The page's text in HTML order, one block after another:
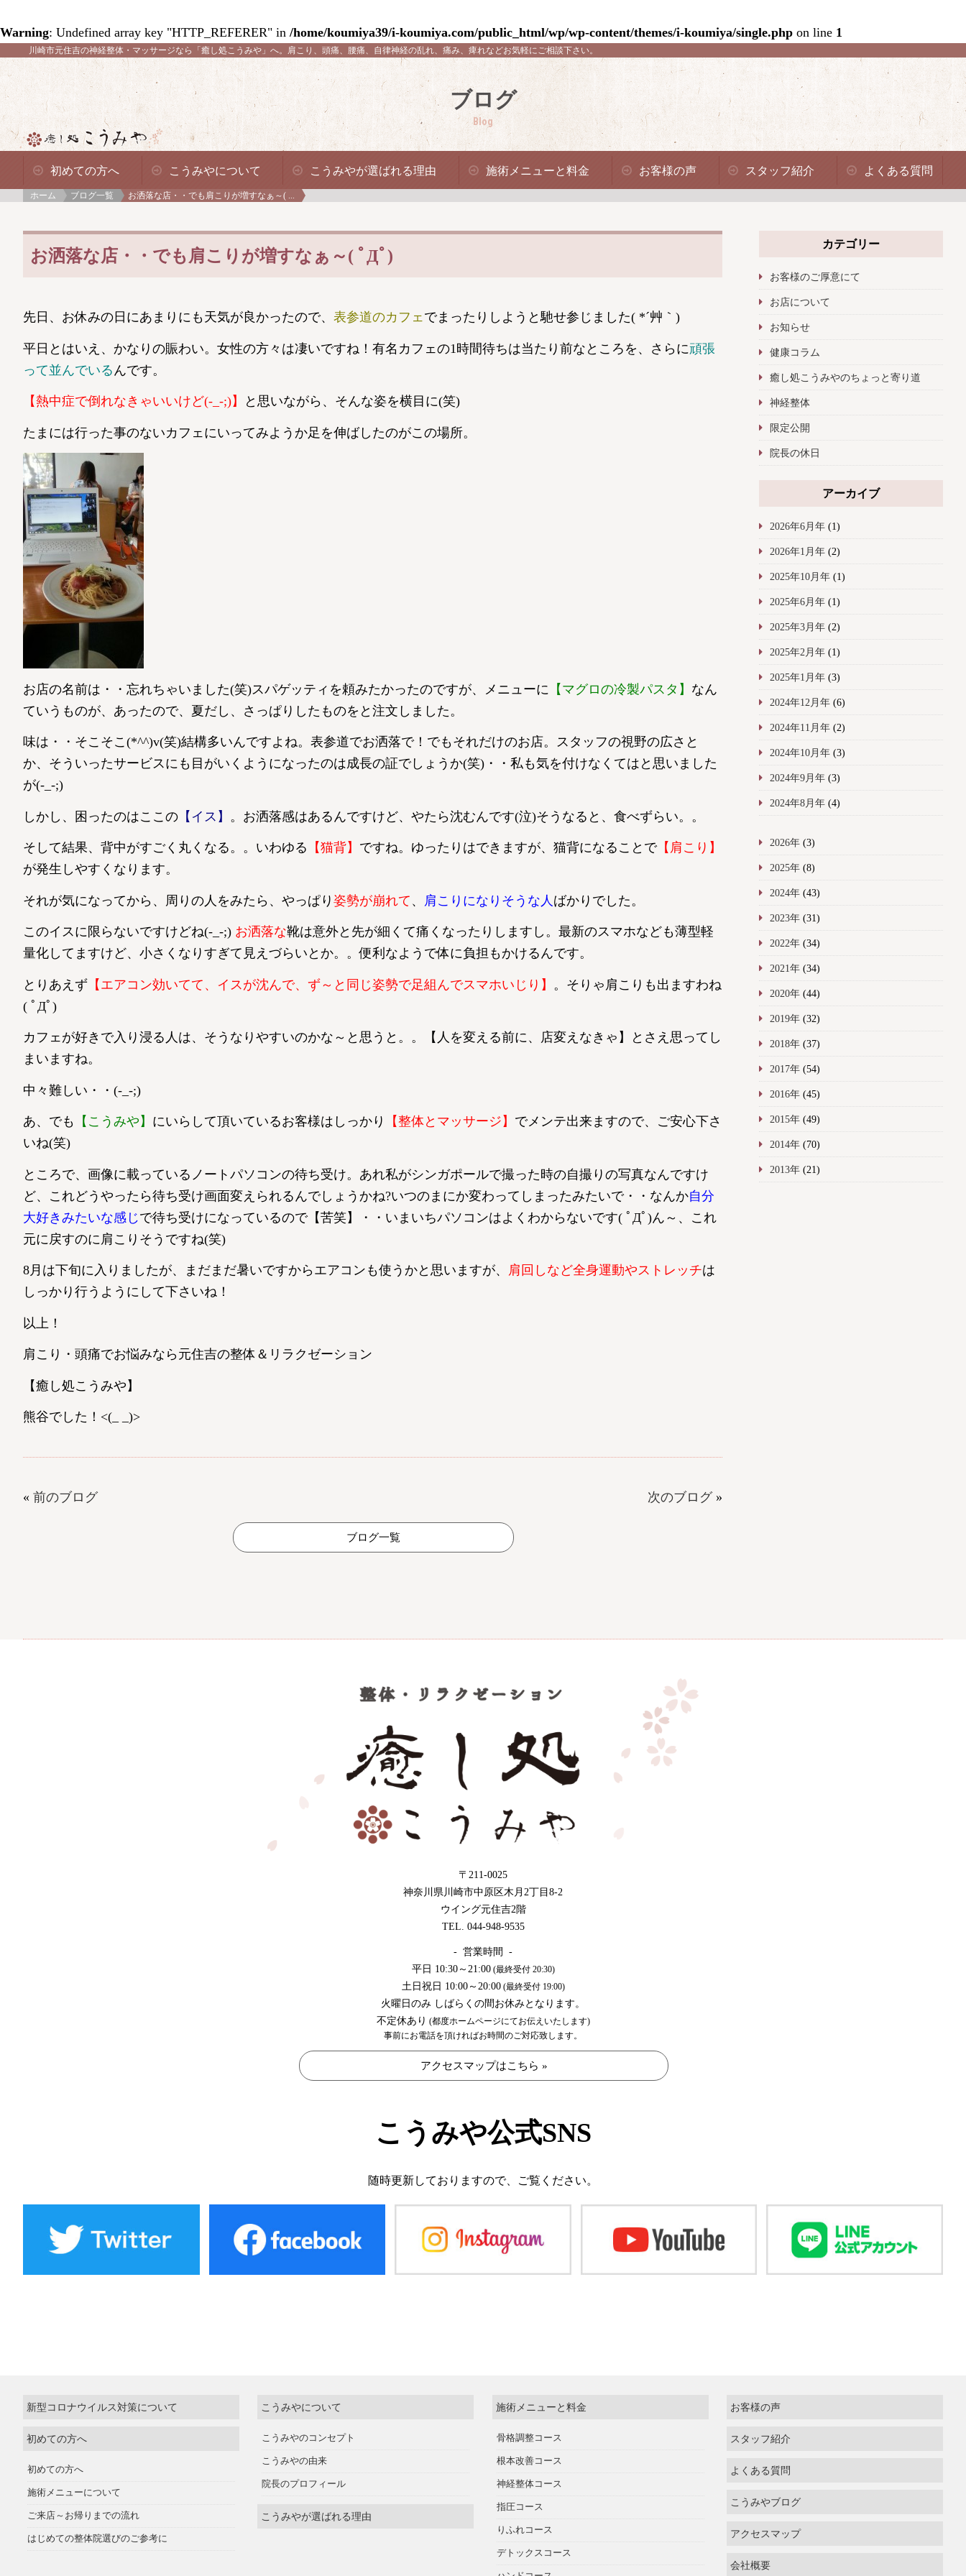
Warning: Undefined array key "HTTP_REFERER" in /home/koumiya39/i-koumiya.com/public_html/wp/wp-content/themes/i-koumiya/single.php on line 1
川崎市元住吉の神経整体・マッサージなら「癒し処こうみや」へ。 肩こり、頭痛、腰痛、自律神経の乱れ、痛み、痺れなどお気軽にご相談下さい。
ブログ
Blog
初めての方へ こうみやについて こうみやが選ばれる理由 施術メニューと料金 お客様の声 スタッフ紹介 よくある質問
ホーム ブログ一覧 お洒落な店・・でも肩こりが増すなぁ～( ...
お洒落な店・・でも肩こりが増すなぁ～( ﾟДﾟ)
先日、お休みの日にあまりにも天気が良かったので、 表参道のカフェでまったりしようと馳せ参じました( *´艸｀)
平日とはいえ、かなりの賑わい。女性の方々は凄いですね！有名カフェの1時間待ちは当たり前なところを、さらに頑張
って並んでいる んです。
【熱中症で倒れなきゃいいけど(-_-;)】 と思いながら、そんな姿を横目に(笑)
たまには行った事のないカフェにいってみようか足を伸ばしたのがこの場所。
お店の名前は・・忘れちゃいました(笑)スパゲッティを頼みたかったのですが、メニューに 【マグロの冷製パスタ】 なん
ていうものが、あったので、夏だし、さっぱりしたものをと注文しました。
味は・・そこそこ(*^^)v(笑)結構多いんですよね。表参道でお洒落で！でもそれだけのお店。スタッフの視野の広さと
か、そういったサービスにも目がいくようになったのは成長の証でしょうか(笑)・・私も気を付けなくてはと思いました
が(-_-;)
しかし、困ったのはここの 【イス】 。お洒落感はあるんですけど、やたら沈むんです(泣)そうなると、食べずらい。。
そして結果、背中がすごく丸くなる。。いわゆる 【猫背】 ですね。ゆったりはできますが、猫背になることで【肩こり】
が発生しやすくなります。
それが気になってから、周りの人をみたら、やっぱり 姿勢が崩れて 、 肩こりになりそうな人 ばかりでした。
このイスに限らないですけどね(-_-;) お洒落な靴は意外と先が細くて痛くなったりしますし。最新のスマホなども薄型軽
量化してますけど、小さくなりすぎて見えづらいとか。。便利なようで体に負担もかけるんです。
とりあえず 【エアコン効いてて、イス が沈んで、ず～と同じ姿勢で足組んでスマホいじり】 。そりゃ肩こりも出ますわね
( ﾟДﾟ)
カフェが好きで入り浸る人は、そうなりやすいのかな～と思うと。。【人を変える前に、店変えなきゃ】とさえ思ってし
まいますね。
中々難しい・・(-_-;)
あ、でも 【こうみや】 にいらして頂いているお客様はしっかり 【整体とマッサージ】 でメンテ出来ますので、ご安心下さ
いね(笑)
ところで、画像に載っているノートパソコンの待ち受け。あれ私がシンガポールで撮った時の自撮りの写真なんですけ
ど、これどうやったら待ち受け画面変えられるんでしょうかね?いつのまにか変わってしまったみたいで・・なんか自分
大好きみたいな感じで待ち受けになっているので【苦笑】・・いまいちパソコンはよくわからないです( ﾟДﾟ)ん～、これ
元に戻すのに肩こりそうですね(笑)
8月は下旬に入りましたが、まだまだ暑いですからエアコンも使うかと思いますが、 肩回しなど全身運動やストレッチは
しっかり行うようにして下さいね！
以上！
肩こり・頭痛でお悩みなら元住吉の整体＆リラクゼーション
【癒し処こうみや】
熊谷でした！<(_ _)>
« 前のブログ 次のブログ»
ブログ一覧
カテゴリー
お客様のご厚意にて
お店について
お知らせ
健康コラム
癒し処こうみやのちょっと寄り道
神経整体
限定公開
院長の休日
アーカイブ
2026年6月年(1)
2026年1月年(2)
2025年10月年(1)
2025年6月年(1)
2025年3月年(2)
2025年2月年(1)
2025年1月年(3)
2024年12月年(6)
2024年11月年(2)
2024年10月年(3)
2024年9月年(3)
2024年8月年(4)
2026年(3)
2025年(8)
2024年(43)
2023年(31)
2022年(34)
2021年(34)
2020年(44)
2019年(32)
2018年(37)
2017年(54)
2016年(45)
2015年(49)
2014年(70)
2013年(21)
〒211-0025
神奈川県川崎市中原区木月2丁目8-2
ウイング元住吉2階
TEL. 044-948-9535
- 営業時間 -
平日 10:30～21:00(最終受付 20:30)
土日祝日 10:00～20:00(最終受付 19:00)
火曜日のみ しばらくの間お休みとなります。
不定休あり (都度ホームページにてお伝えいたします)
事前にお電話を頂ければお時間のご対応致します。
アクセスマップはこちら »
こうみや公式SNS
随時更新しておりますので、 ご覧ください。
新型コロナウイルス対策について
初めての方へ
初めての方へ
施術メニューについて
ご来店～お帰りまでの流れ
はじめての整体院選びのご参考に
こうみやについて
こうみやのコンセプト
こうみやの由来
院長のプロフィール
こうみやが選ばれる理由
施術メニューと料金
骨格調整コース
根本改善コース
神経整体コース
指圧コース
りふれコース
デトックスコース
お客様の声
スタッフ紹介
よくある質問
こうみやブログ
アクセスマップ
会社概要